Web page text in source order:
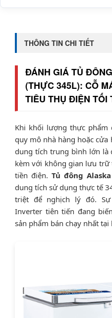
THÔNG TIN CHI TIẾT
ĐÁNH GIÁ TỦ
(THỰC 345L): CỖ
TIÊU THỤ ĐIỆN TỐI
Khi khối lượng thực phẩm
quy mô nhà hàng hoặc cửa
dung tích trung bình lớn là
kèm với không gian lưu
tiền điện. Tủ đông
dung tích sử dụng thực tế
triệt để nghịch lý đó.
Inverter tiên tiến đang
sản phẩm bán chạy nhất tại